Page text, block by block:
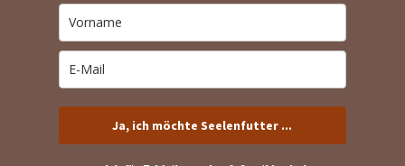
Ja, ich möchte Seelenfutter ...